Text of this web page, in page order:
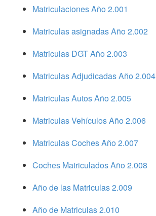
Matriculaciones Año 2.001
Matriculas asignadas Año 2.002
Matriculas DGT Año 2.003
Matriculas Adjudicadas Año 2.004
Matriculas Autos Año 2.005
Matriculas Vehículos Año 2.006
Matriculas Coches Año 2.007
Coches Matriculados Año 2.008
Año de las Matriculas 2.009
Año de Matriculas 2.010